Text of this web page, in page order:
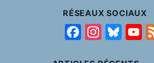
RÉSEAUX SOCIAUX
F
In Bl Y